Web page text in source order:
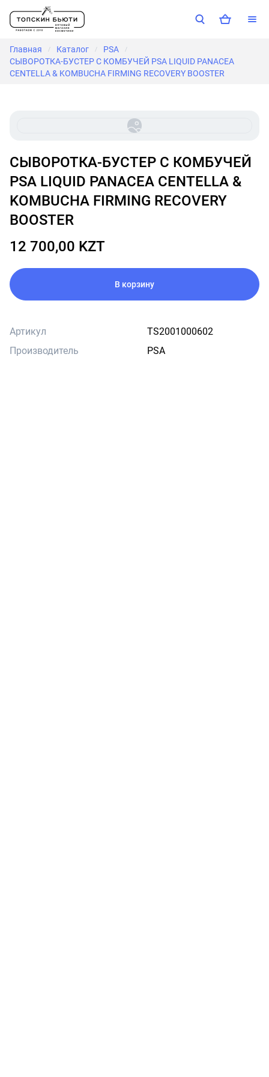
Главная / Каталог / PSA /
CЫВОРОТКА-БУСТЕР С КОМБУЧЕЙ PSA LIQUID PANACEA
CENTELLA & KOMBUCHA FIRMING RECOVERY BOOSTER
CЫВОРОТКА-БУСТЕР С КОМБУЧЕЙ
PSA LIQUID PANACEA CENTELLA &
KOMBUCHA FIRMING RECOVERY
BOOSTER
12 700,00 KZT
В корзину
Артикул
TS2001000602
Производитель
PSA